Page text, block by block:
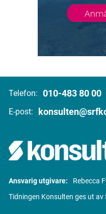
Telefon: 010-483 80 00
E-post:
Ansvarig utgivare:
Rebecca
Tidningen Konsulten ges ut av